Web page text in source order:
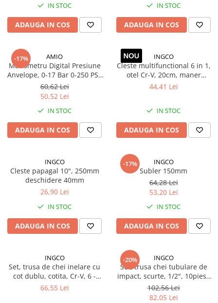
Benzi si placi reflectorizante
Girofaruri auto si camion
Goarne / Trompete Pneumatice
Kituri Instalare Goarne
Pneumatice
Rampe luminoase girofar
Rezistoare CANBUS LED
Suporturi pentru girofare auto si
camion
Elemente Caroserie
Capace inox si jante
Capace piulite
Deflectoare geam
Oglinzi auto
Parasolare Camion – Cabina si
Protectii si pasaje roti
Reclame Luminoase
Electrice auto, camioane si remorci
IN STOC
ADAUGA IN COS
IN STOC
ADAUGA IN COS
-17% AMIO
Manometru Digital Presiune
Anvelope, 0-17 Bar 0-250 PSI,
Carcasa Cauciuc Protectie,
Citire Rapida, Display Digital
60,62 Lei
50,52 Lei
IN STOC
ADAUGA IN COS
INGCO
Cleste multifunctional 6 in 1,
otel Cr-V, 20cm, maner
antialunecare
44,41 Lei
IN STOC
ADAUGA IN COS
INGCO
Cleste papagal 10", 250mm
deschidere 40mm
26,90 Lei
IN STOC
ADAUGA IN COS
-17% INGCO
Subler 150mm
64,28 Lei
53,20 Lei
IN STOC
ADAUGA IN COS
INGCO
Set, trusa de chei inelare cu
cot dublu, cotita, Cr-V, 6 -
22mm;
66,55 Lei
-20% INGCO
Set, trusa chei tubulare de
impact, scurte, 1/2", 10piese
crom-molibden
102,56 Lei
82,05 Lei